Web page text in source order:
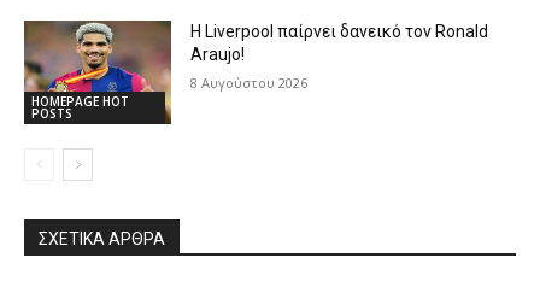
HOMEPAGE HOT
POSTS
Η Liverpool παίρνει δανεικό τον Ronald
Araujo!
8 Αυγούστου 2026
ΣΧΕΤΙΚΆ ΆΡΘΡΑ